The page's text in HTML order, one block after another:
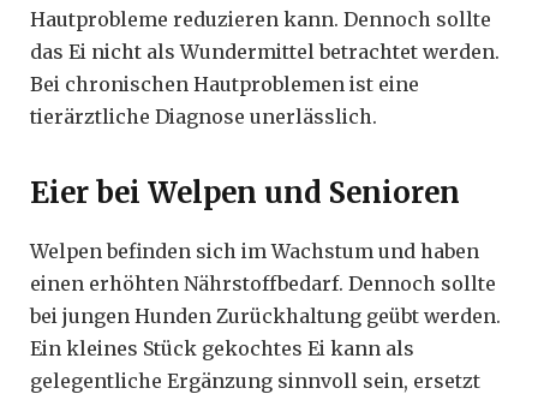
Hautprobleme reduzieren kann. Dennoch sollte
das Ei nicht als Wundermittel betrachtet werden.
Bei chronischen Hautproblemen ist eine
tierärztliche Diagnose unerlässlich.
Eier bei Welpen und Senioren
Welpen befinden sich im Wachstum und haben
einen erhöhten Nährstoffbedarf. Dennoch sollte
bei jungen Hunden Zurückhaltung geübt werden.
Ein kleines Stück gekochtes Ei kann als
gelegentliche Ergänzung sinnvoll sein, ersetzt